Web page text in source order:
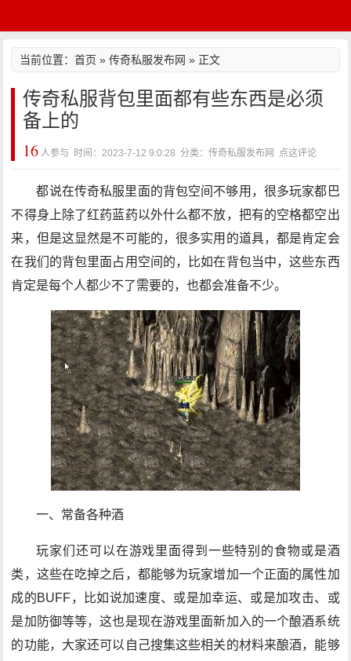
当前位置：首页 »传奇私服发布网 » 正文
传奇私服背包里面都有些东西是必须
备上的
16 人参与 时间：2023-7-12 9:0:28 分类：传奇私服发布网 点这评论
都说在传奇私服里面的背包空间不够用，很多玩家都巴
不得身上除了红药蓝药以外什么都不放，把有的空格都空出
来，但是这显然是不可能的，很多实用的道具，都是肯定会
在我们的背包里面占用空间的，比如在背包当中，这些东西
肯定是每个人都少不了需要的，也都会准备不少。
一、常备各种酒
玩家们还可以在游戏里面得到一些特别的食物或是酒
类，这些在吃掉之后，都能够为玩家增加一个正面的属性加
成的BUFF，比如说加速度、或是加幸运、或是加攻击、或
是加防御等等，这也是现在游戏里面新加入的一个酿酒系统
的功能，大家还可以自己搜集这些相关的材料来酿酒，能够